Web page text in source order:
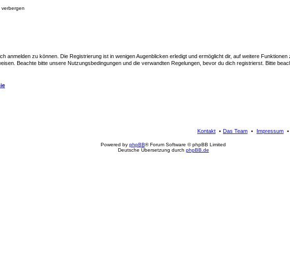
anmelden zu können. Die Registrierung ist in wenigen Augenblicken erledigt und ermöglicht dir, auf weitere
Beachte bitte unsere Nutzungsbedingungen und die verwandten Regelungen, bevor du dich registrierst. Bitte
Impressum
Das Team
Kontakt
Powered by phpBB® Forum Software © phpBB Limited
Deutsche Übersetzung durch phpBB.de